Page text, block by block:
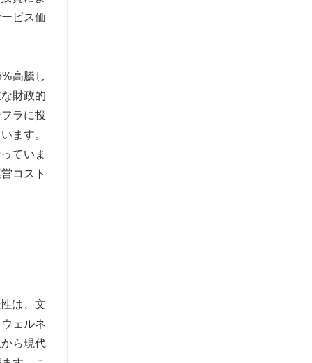
ビス価
高騰し
財政的
ラに投
ます。
ていま
コスト
は、文
ェルネ
ら現代